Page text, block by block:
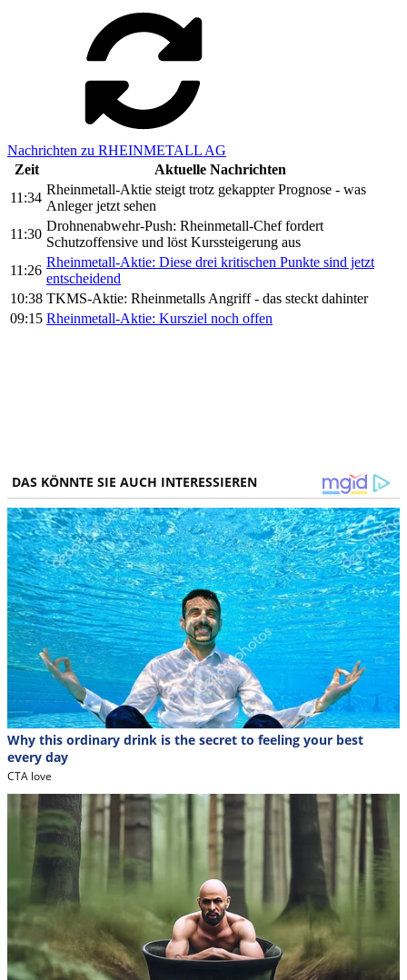
Nachrichten zu RHEINMETALL AG
Zeit
Aktuelle Nachrichten
11:34
Rheinmetall-Aktie steigt trotz gekappter Prognose - was
Anleger jetzt sehen
11:30
Drohnenabwehr-Push: Rheinmetall-Chef fordert
Schutzoffensive und löst Kurssteigerung aus
11:26
Rheinmetall-Aktie: Diese drei kritischen Punkte sind jetzt
entscheidend
10:38 TKMS-Aktie: Rheinmetalls Angriff - das steckt dahinter
09:15 Rheinmetall-Aktie: Kursziel noch offen